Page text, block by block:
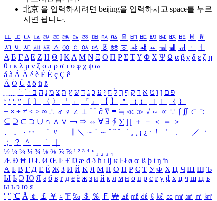
北京 을 입력하시려면 beijing을 입력하시고 space를 누르
시면 됩니다.
ㅥ ㅦ ㅧ ㅨ ㅩ ㅪ ㅫ ㅬ ㅭ ㅮ ㅯ ㅰ ㅱ ㅲ ㅳ ㅴ ㅵ ㅶ ㅷ ㅸ
ㅹ
ㅺ ㅻ ㅼ ㅽ ㅾ ㅿ ㆀ ㆁ ㆂ ㆃ ㆄ ㆅ ㆆ ㆇ ㆈ ㆉ ㆊ ㆋ ㆌ ㆍ
ㆎ
Α Β ΓΔ Ε Ζ Η Θ Ι ΚΛ Μ Ν Ξ Ο Π Ρ Σ ΤΥ Φ Χ Ψ Ω α β γ δ ε ζ η
θ ι κ λ μ ν ξ ο π ρ σ τ υ φ χ ψ ω
á à Á À é è É È ç Ç ê
Ä Ö Ü ä ö ü ß
ִֶֹ ֻּ ׁׂ פ ם ן ו ט א ר ק ף ך ל ח י ע כ ג ד ש ץ ת צ מ נ ה ב
‘ ’ “ ” 〔 〕 〈 〉 「 」 『 』 【 】 ＂ （ ） ［ ］ ｛ ｝
± × ÷ ≠ ≤ ≥ ∞ ∴ ♂ ♀ ∠ ⊥ ⌒ ∂ ∇ ≡ ≒ ≪ ≫ √ ∽ ∝ ∵ ∫ ∬ ∈ ∋
⊆ ⊇ ⊂ ⊃ ∪ ∩ ∧ ∨ ￢ ⇒ ⇔ ∀ ∃ ∮ ∑ ∏ ＋ － ＜ ＝
＞
、
。 · ‥ … ¨ 〃 ― ＼ ∼ ´ ～ ˇ ˘ ˝ ˚ ˙ ¸ ¡ ¿ ː ！ ＇ ， ． ／
：
；
？ ＾ ｀
½ ⅓ ⅔ ¼ ¾ ⅛ ⅜ ⅝ ⅞ ¹ ² ³ ⁴ ⁿ ₁ ₂ ₃ ₄
Æ Ð Ħ Ĳ Ł Ø Œ Þ Ŧ Ŋ æ đ ð ħ ı ĳ ĸ ŀ ł ø œ ß þ ŧ ŋ ŉ
А Б В Г Д Е Ё Ж З И Й К Л М Н О П Р С Т У Ф Х Ц Ч Ш Щ Ъ
Ы Ь Э Ю Я а б в г д е ё ж з и й к л м н о п р с т у ф х ц ч ш щ ъ
ы ь э ю я
′ ″ ℃ Å ￠ ￡ ￥ ¤ ℉ ‰ ＄ ％ Ｆ ￦ ㎕ ㎖ ㎗ ℓ ㎘ ㏄ ㎣ ㎤ ㎥ ㎦